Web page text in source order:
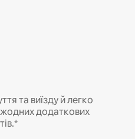
та виїзду й легко
жодних додаткових